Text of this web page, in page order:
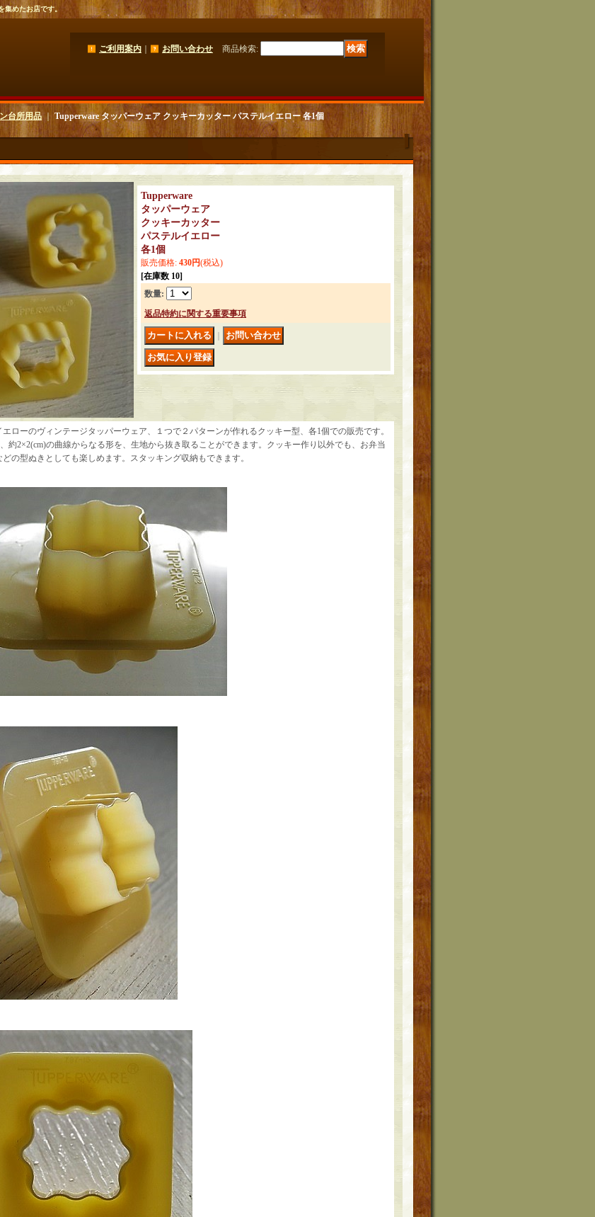
めたお店です。
ご利用案内 お問い合わせ 商品検索:
台所用品 ｜ Tupperware タッパーウェア クッキーカッター パステルイエロー 各1個
Tupperware
タッパーウェア
クッキーカッター
パステルイエロー
各1個
販売価格: 430円(税込)
[在庫数 10]
数量:
返品特約に関する重要事項
ローのヴィンテージタッパーウェア、１つで２パターンが作れるクッキー型、各1個での販売です。
約2×2(cm)の曲線からなる形を、生地から抜き取ることができます。クッキー作り以外でも、お弁当
の型ぬきとしても楽しめます。スタッキング収納もできます。